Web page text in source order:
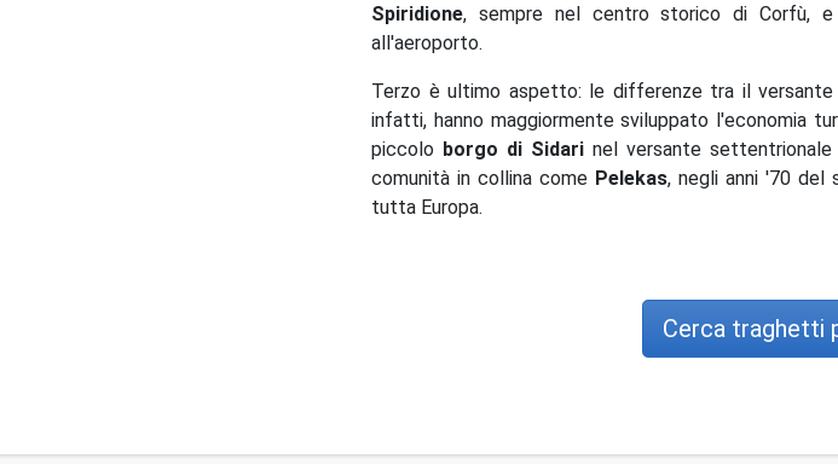
Spiridione, sempre nel centro storico di Corfù,
all'aeroporto.
Terzo è ultimo aspetto: le differenze tra il
infatti, hanno maggiormente sviluppato l'economia
piccolo borgo di Sidari nel versante
comunità in collina come Pelekas, negli anni '70 del
tutta Europa.
Cerca traghetti